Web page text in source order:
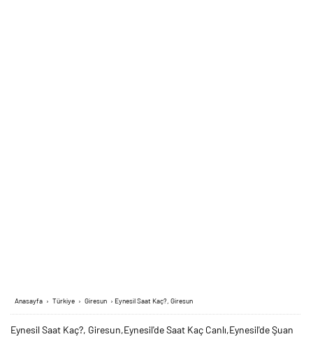
Anasayfa › Türkiye › Giresun › Eynesil Saat Kaç?, Giresun
Eynesil Saat Kaç?, Giresun,Eynesil'de Saat Kaç Canlı,Eynesil'de Şuan